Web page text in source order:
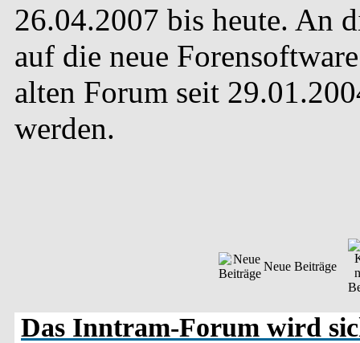
26.04.2007 bis heute. An
auf die neue
alten Forum seit
werden.
Neue Beiträge
Das Inntram-Forum wird